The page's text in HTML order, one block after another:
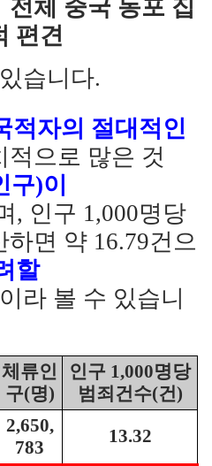
전체 중국 동포 집
편견
습니다.
적자의 절대적인
적으로 많은 것
구)이
, 인구 1,000명당
면 약 16.79건으
할
이라 볼 수 있습니
체류인
구(명)
인구 1 ,000명당
범죄건수(건)
2,650,
783
13.32